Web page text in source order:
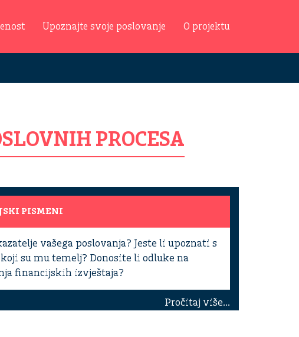
Upoznajte svoje poslovanje O projektu
PROCESA
PISMENI
vašega poslovanja? Jeste li upoznati s
su mu temelj? Donosite li odluke na
financijskih izvještaja?
Pročitaj više...